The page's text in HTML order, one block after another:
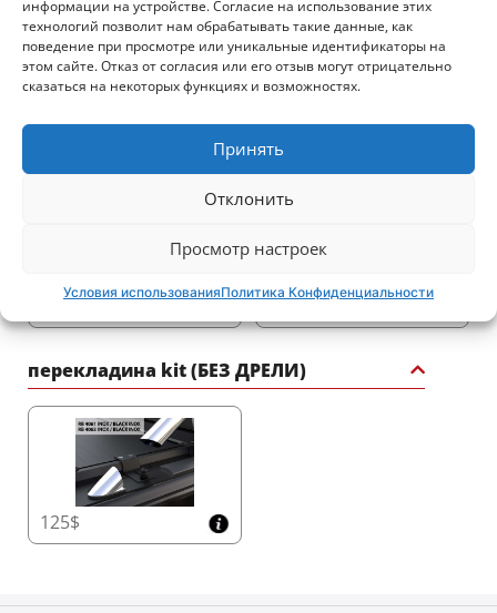
информации на устройстве. Согласие на использование этих
технологий позволит нам обрабатывать такие данные, как
поведение при просмотре или уникальные идентификаторы на
этом сайте. Отказ от согласия или его отзыв могут отрицательно
сказаться на некоторых функциях и возможностях.
Принять
Отклонить
Просмотр настроек
Условия использованияПолитика Конфиденциальности
3320$
2720$ 2030$
перекладина kit (БЕЗ ДРЕЛИ)
125$